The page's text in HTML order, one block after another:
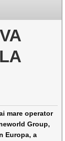
mare operator
Group,
Europa, a